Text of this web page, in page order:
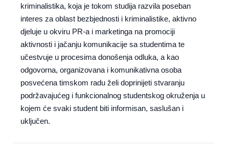
kriminalistika, koja je tokom studija razvila poseban
interes za oblast bezbjednosti i kriminalistike, aktivno
djeluje u okviru PR-a i marketinga na promociji
aktivnosti i jačanju komunikacije sa studentima te
učestvuje u procesima donošenja odluka, a kao
odgovorna, organizovana i komunikativna osoba
posvećena timskom radu želi doprinijeti stvaranju
podržavajućeg i funkcionalnog studentskog okruženja u
kojem će svaki student biti informisan, saslušan i
uključen.